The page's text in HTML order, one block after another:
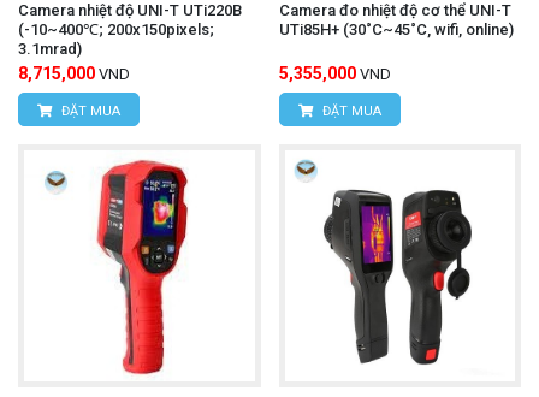
Camera nhiệt độ UNI-T UTi220B
(-10~400℃; 200x150pixels;
3.1mrad)
8,715,000 VND
ĐẶT MUA
Camera đo nhiệt độ cơ thể UNI-T
UTi85H+ (30˚C~45˚C, wifi, online)
5,355,000 VND
ĐẶT MUA